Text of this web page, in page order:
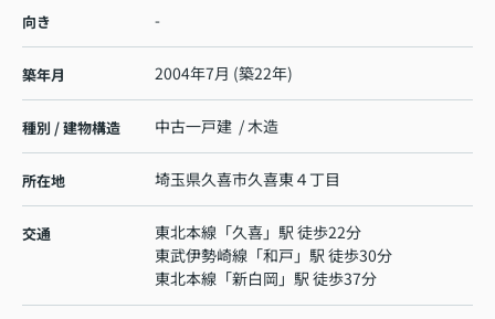
向き -
築年月 2004年7月 (築22年)
種別 / 建物構造 中古一戸建 / 木造
所在地 埼玉県久喜市久喜東 ４丁目
交通 東北本線 「久喜」駅 徒歩22分
東武伊勢崎線 「和戸 」駅 徒歩30分
東北本線 「新白岡 」駅 徒歩37分